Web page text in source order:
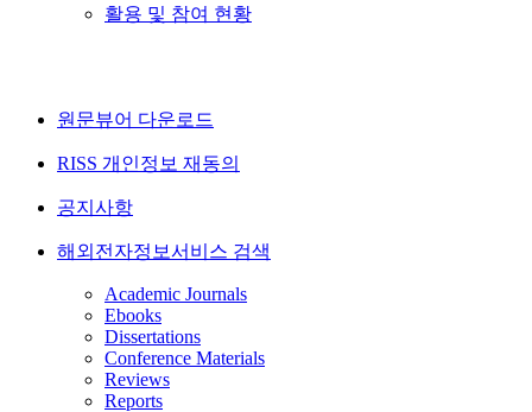
활용 및 참여 현황
원문뷰어 다운로드
RISS 개인정보 재동의
공지사항
해외전자정보서비스 검색
Academic Journals
Ebooks
Dissertations
Conference Materials
Reviews
Reports